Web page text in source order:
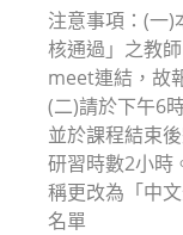
注意事項：(一)
核通過」之教
meet連結，故
(二)請於下午6
並於課程結束
研習時數2小時
稱更改為「中
名單